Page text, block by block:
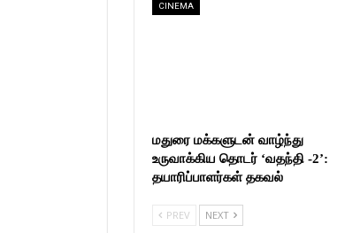
CINEMA
மதுரை மக்களுடன் வாழ்ந்து
உருவாக்கிய தொடர் ‘வதந்தி -2’:
தயாரிப்பாளர்கள் தகவல்
PREV NEXT